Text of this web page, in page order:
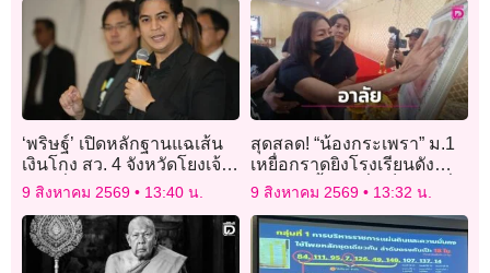
‘พริษฐ์’ เปิดหลักฐานแฉเส้น
เงินโกง สว. 4 จังหวัดโยงเจ้า
หน้าที่ กกต. รับ 8.6 แสนบาท
9 สิงหาคม 2569 13:40 น.
สุดสลด! “น้องกระเพรา” ม.1
เหยื่อกราดยิงโรงเรียนดัง
นนทบุรี สิ้นใจเพิ่มเป็นรายที่ 9
9 สิงหาคม 2569 13:32 น.